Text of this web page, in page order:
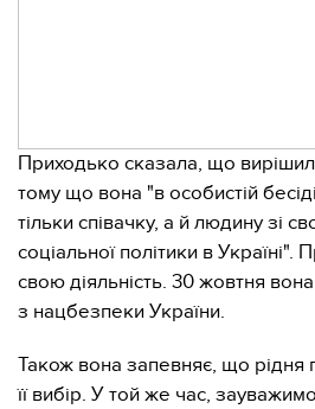
Приходько сказала, що
тому що вона "в особистій
тільки співачку, а й людину зі
соціальної політики в
свою діяльність. 30 жовтня
з нацбезпеки України.
Також вона запевняє, що рідня
її вибір. У той же час,